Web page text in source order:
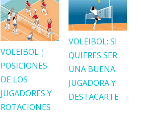
VOLEIBOL ¦
POSICIONES
DE LOS
JUGADORES Y
ROTACIONES
VOLEIBOL: SI
QUIERES SER
UNA BUENA
JUGADORA Y
DESTACARTE